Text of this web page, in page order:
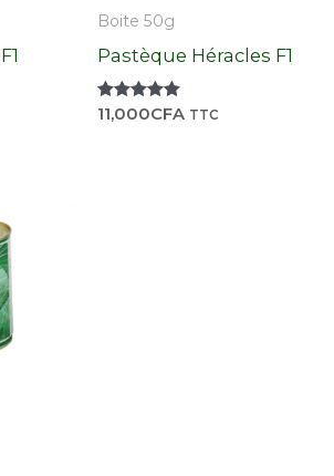
Boite 50g
Pastèque Héracles F1
Note
5.00
11,000CFA TTC